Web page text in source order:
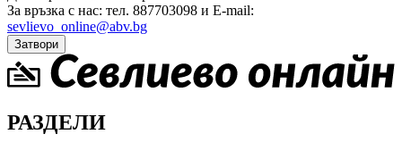
За връзка с нас: тел. 887703098 и E-mail:
sevlievo_online@abv.bg
Затвори
РАЗДЕЛИ